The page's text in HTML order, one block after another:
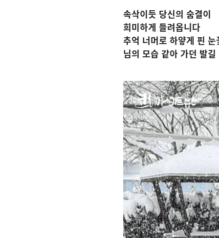
속삭이듯 당신의 숨결이
희미하게 들려옵니다
추억 너머로 하얗게 핀
님의 모습 같아 가던 발